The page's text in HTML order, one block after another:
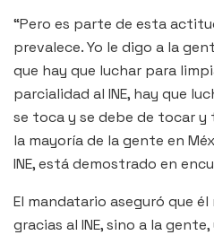
“Pero es parte de esta
prevalece. Yo le digo a la
que hay que luchar para
parcialidad al INE, hay que
se toca y se debe de tocar y
la mayoría de la gente en
INE, está demostrado en
El mandatario aseguró que
gracias al INE, sino a la